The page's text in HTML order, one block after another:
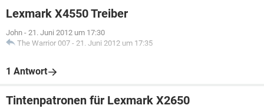
Lexmark X4550 Treiber
John - 21. Juni 2012 um 17:30
The Warrior 007 - 21. Juni 2012 um 17:35
1 Antwort
Tintenpatronen für Lexmark X2650